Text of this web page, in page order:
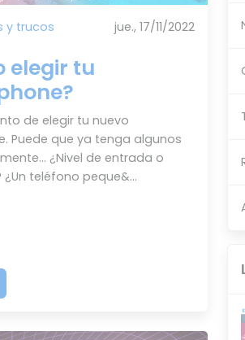
y trucos jue., 17/11/2022
elegir tu
de elegir tu nuevo
Puede que ya tenga algunos
¿Nivel de entrada o
teléfono peque&...